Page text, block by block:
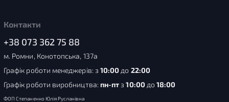
Контакти
+38 073 362 75 88
м. Ромни, Конотопська, 137а
Графік роботи менеджерів: з 10:00 до 22:00
Графік роботи виробництва: пн-пт з10:00до18:00
ФОП Степаненко Юлія Русланівна